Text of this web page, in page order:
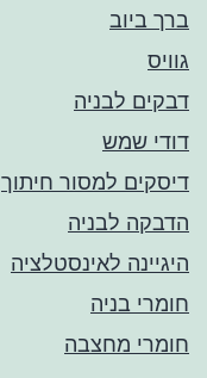
ברך ביוב
גוויס
דבקים לבניה
דודי שמש
דיסקים למסור חיתוך
הדבקה לבניה
היגיינה לאינסטלציה
חומרי בניה
חומרי מחצבה